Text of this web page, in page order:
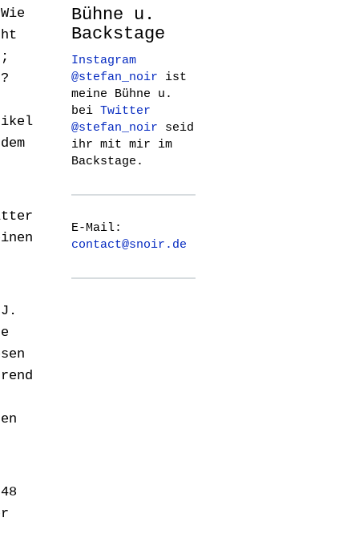
Bühne u.
Backstage
Instagram
@stefan_noir ist
meine Bühne u.
bei Twitter
@stefan_noir seid
ihr mit mir im
Backstage.
E-Mail:
contact@snoir.de